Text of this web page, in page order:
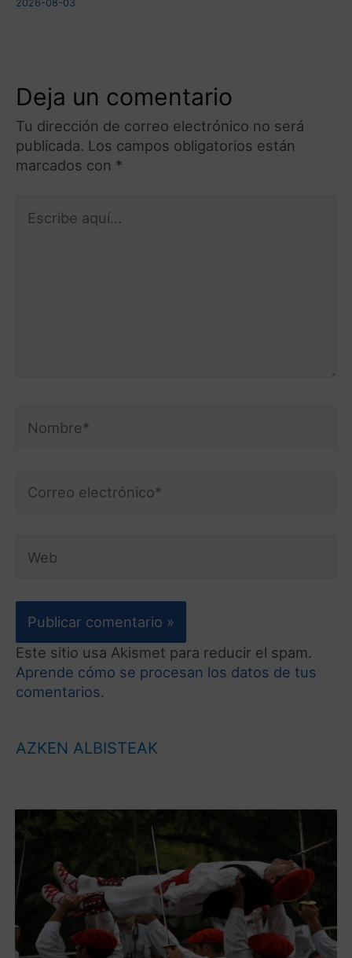
2026-08-03
Deja un comentario
Tu dirección de correo electrónico no será
publicada. Los campos obligatorios están
marcados con *
Este sitio usa Akismet para reducir el spam.
Aprende cómo se procesan los datos de tus
comentarios.
AZKEN ALBISTEAK